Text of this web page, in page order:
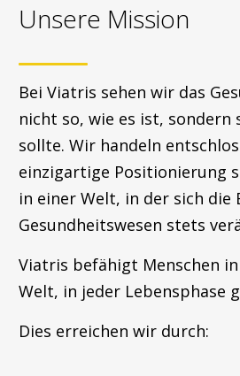
Unsere Mission
Bei Viatris sehen wir das
nicht so, wie es ist, sondern
sollte. Wir handeln
einzigartige Positionierung
in einer Welt, in der sich die
Gesundheitswesen stets
Viatris befähigt Menschen
Welt, in jeder Lebensphase
Dies erreichen wir durch: